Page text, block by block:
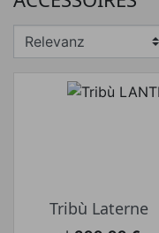
Preis von Preis bis
Tribù Laterne